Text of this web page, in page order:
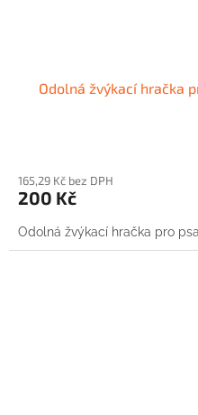
Odolná žvýkací hračka
165,29 Kč bez DPH
200 Kč
Odolná žvýkací hračka pro